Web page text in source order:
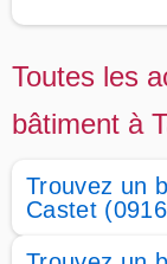
Toutes les
bâtiment à
Trouvez un
Castet